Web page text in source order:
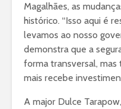
Magalhães, as
histórico. “Isso aqui é
levamos ao nosso
demonstra que a
forma transversal,
mais recebe
A major Dulce